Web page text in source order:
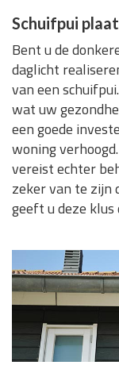
Schuifpui
Bent u de
daglicht
van een
wat uw
een goede
woning
vereist echter
zeker van te zijn
geeft u deze